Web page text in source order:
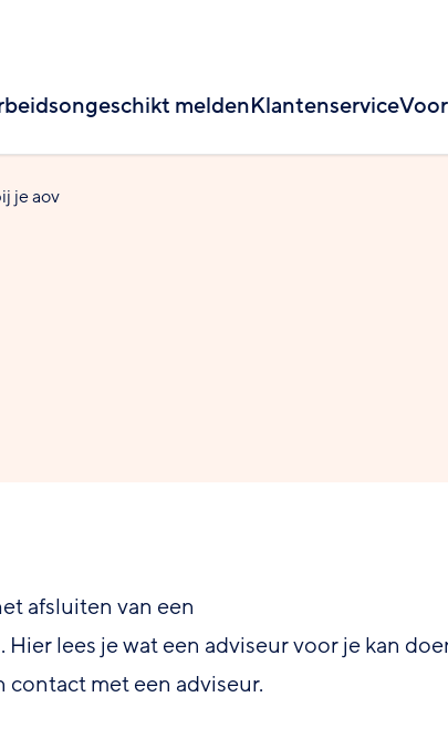
meldenKlantenservice
je aov
afsluiten van een
lees je wat een adviseur voor je kan
met een adviseur.